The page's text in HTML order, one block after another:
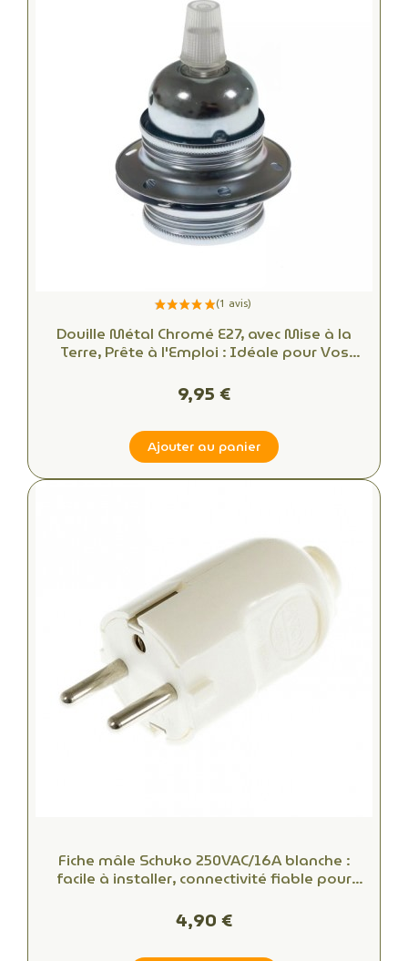
Douille Métal Chromé E27, avec Mise à la
Terre, Prête à l'Emploi : Idéale pour Vos
9,95 €
Ajouter au panier
Fiche mâle Schuko 250VAC/16A blanche :
facile à installer, connectivité fiable pour
4,90 €